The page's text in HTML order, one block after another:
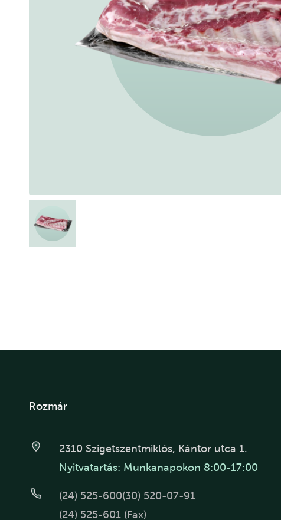
Rozmár
2310 Szigetszentmiklós, Kántor utca 1.
Nyitvatartás: Munkanapokon 8:00-17:00
(24) 525-600(30) 520-07-91
(24) 525-601 (Fax)